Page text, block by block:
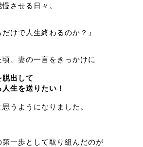
させる日々。
だけで人生終わるのか？』
、妻の一言をきっかけに
出して
生を送りたい！
うようになりました。
第一歩として取り組んだのが